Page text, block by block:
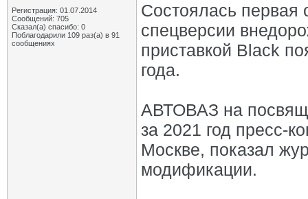
Регистрация: 01.07.2014
Сообщений: 705
Сказал(а) спасибо: 0
Поблагодарили 109 раз(а) в 91
сообщениях
Состоялась первая
спецверсии
приставкой Black
года.
АВТОВАЗ на
за 2021 год пресс-
Москве, показал
модификации.